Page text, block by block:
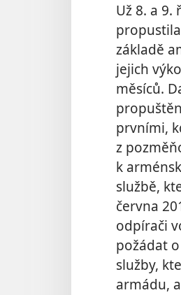
Už 8. a 9.
základě
jejich
měsíců.
prvními,
z
k
službě,
června
odpírači
požádat
služby,
armádu,